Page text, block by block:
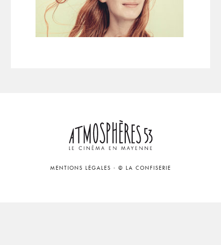
MENTIONS LÉGALES - © LA CONFISERIE